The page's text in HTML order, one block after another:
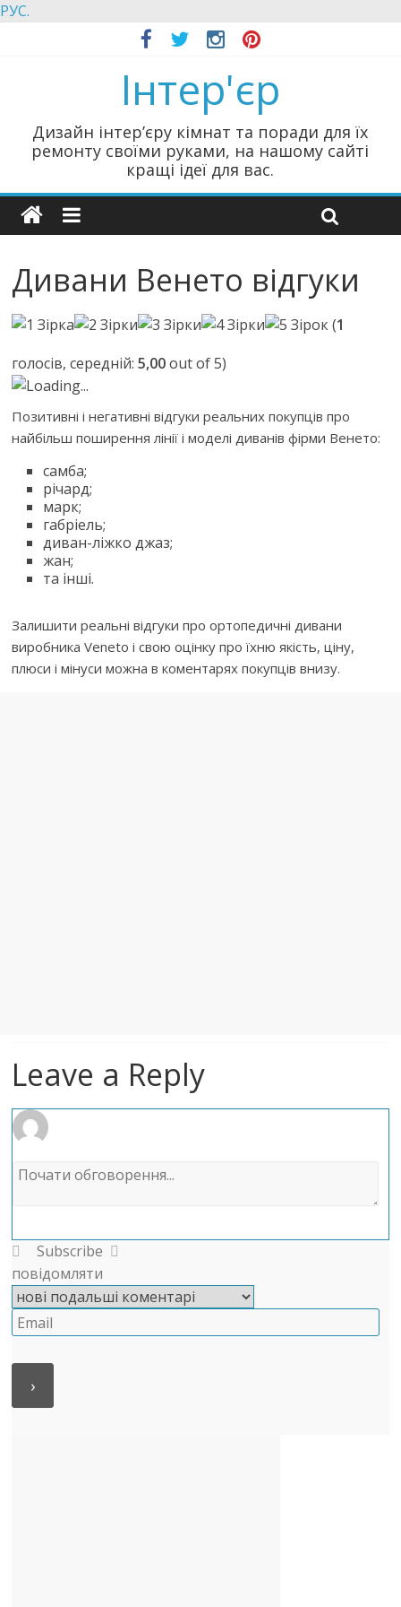
РУС.
Інтер'єр
Дизайн інтер’єру кімнат та поради для їх
ремонту своїми руками, на нашому сайті
кращі ідеї для вас.
Дивани Венето відгуки
(1
голосів, середній:5,00out of 5)
Loading...
Позитивні і негативні відгуки реальних покупців про
найбільш поширення лінії і моделі диванів фірми Венето:
самба;
річард;
марк;
габріель;
диван-ліжко джаз;
жан;
та інші.
Залишити реальні відгуки про ортопедичні дивани
виробника Veneto і свою оцінку про їхню якість, ціну,
плюси і мінуси можна в коментарях покупців внизу.
Leave a Reply
Subscribe
повідомляти